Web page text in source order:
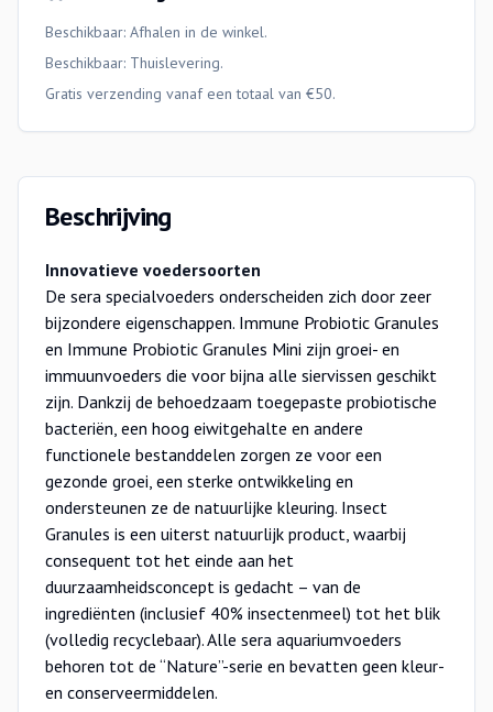
Beschikbaar: Afhalen in de winkel.
Beschikbaar: Thuislevering.
Gratis verzending vanaf een totaal van €50.
Beschrijving
Innovatieve voedersoorten
De sera specialvoeders onderscheiden zich door zeer
bijzondere eigenschappen. Immune Probiotic Granules
en Immune Probiotic Granules Mini zijn groei- en
immuunvoeders die voor bijna alle siervissen geschikt
zijn. Dankzij de behoedzaam toegepaste probiotische
bacteriën, een hoog eiwitgehalte en andere
functionele bestanddelen zorgen ze voor een
gezonde groei, een sterke ontwikkeling en
ondersteunen ze de natuurlijke kleuring. Insect
Granules is een uiterst natuurlijk product, waarbij
consequent tot het einde aan het
duurzaamheidsconcept is gedacht – van de
ingrediënten (inclusief 40% insectenmeel) tot het blik
(volledig recyclebaar). Alle sera aquariumvoeders
behoren tot de “Nature”-serie en bevatten geen kleur-
en conserveermiddelen.